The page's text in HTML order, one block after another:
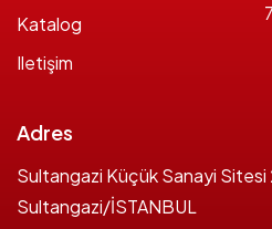
Katalog
Iletişim
Adres
Sultangazi Küçük Sanayi Sitesi
Sultangazi/İSTANBUL